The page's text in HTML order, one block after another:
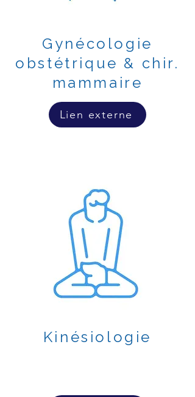
Gynécologie
obstétrique & chir.
mammaire
Lien externe
Kinésiologie